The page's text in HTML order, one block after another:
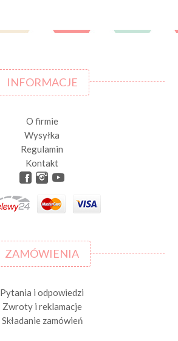
INFORMACJE
O firmie
Wysyłka
Regulamin
Kontakt
ZAMÓWIENIA
Pytania i odpowiedzi
Zwroty i reklamacje
Składanie zamówień